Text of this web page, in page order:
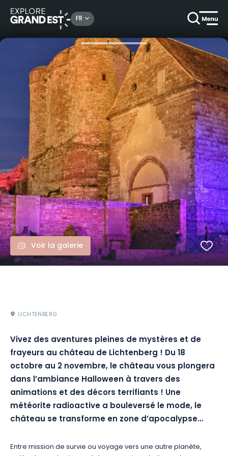
FR
Événements Halloween au château de Lichtenberg
Voir la galerie
LICHTENBERG
Vivez des aventures pleines de mystères et de
frayeurs au château de Lichtenberg ! Du 18
octobre au 2 novembre, le château vous plongera
dans l’ambiance Halloween à travers des
animations et des décors terrifiants ! Une
météorite radioactive a bouleversé le mode, le
château se transforme en zone d’apocalypse…
Entre mission de survie ou voyage vers une autre planète,